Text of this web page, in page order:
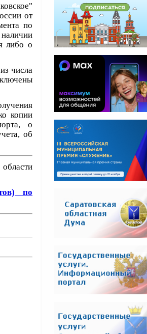
от
по
либо о
числа
копии
о
об
по